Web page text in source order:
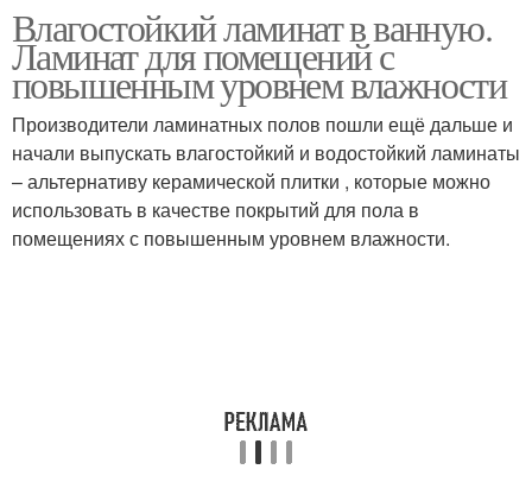
Ламинат для влажных
помещений
Ламинат в санузле
Потолок из ламината
Влагостойкий ламинат в ванную.
Ламинат для помещений с
повышенным уровнем влажности
Производители ламинатных полов пошли ещё дальше и
начали выпускать влагостойкий и водостойкий ламинаты
– альтернативу керамической плитки , которые можно
использовать в качестве покрытий для пола в
помещениях с повышенным уровнем влажности.